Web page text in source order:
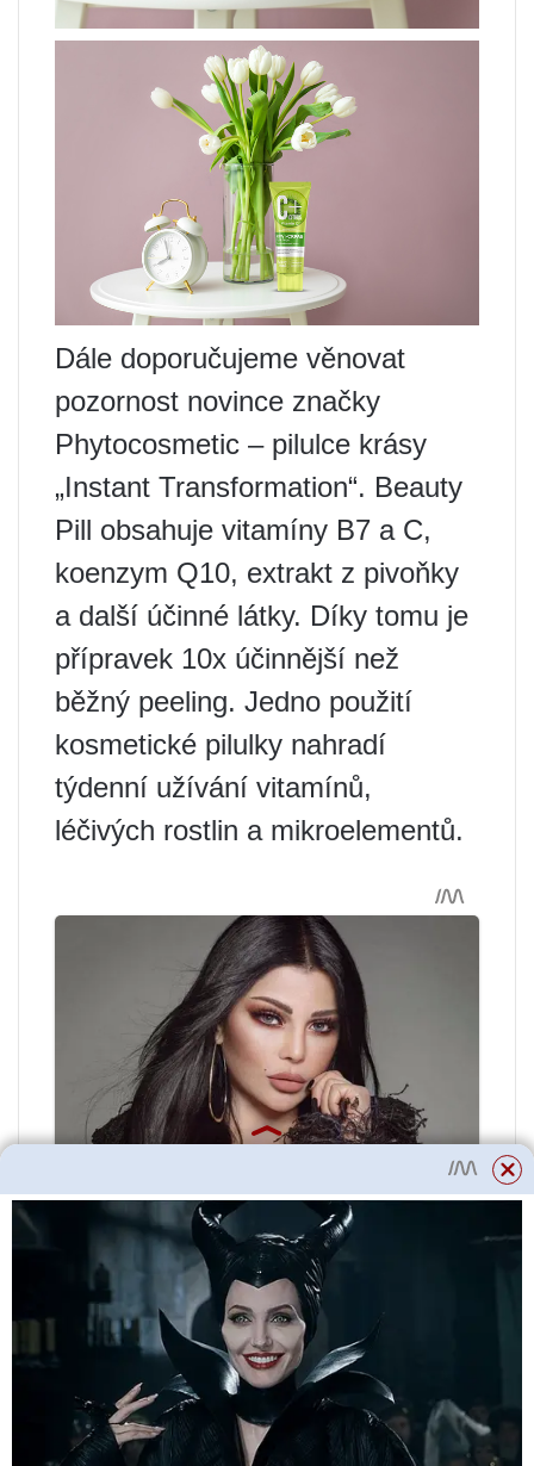
Dále doporučujeme věnovat
pozornost novince značky
Phytocosmetic – pilulce krásy
„Instant Transformation“. Beauty
Pill obsahuje vitamíny B7 a C,
koenzym Q10, extrakt z pivoňky
a další účinné látky. Díky tomu je
přípravek 10x účinnější než
běžný peeling. Jedno použití
kosmetické pilulky nahradí
týdenní užívání vitamínů,
léčivých rostlin a mikroelementů.